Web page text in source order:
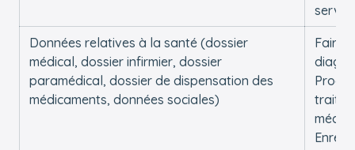
Données relatives à la santé (dossier
médical, dossier infirmier, dossier
paramédical, dossier de dispensation des
médicaments, données sociales)
Faire